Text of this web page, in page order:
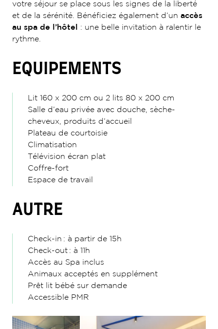
votre séjour se place sous les signes de la liberté
et de la sérénité. Bénéficiez également d’un accès
au spa de l’hôtel : une belle invitation à ralentir le
rythme.
EQUIPEMENTS
Lit 160 x 200 cm ou 2 lits 80 x 200 cm
Salle d’eau privée avec douche, sèche-
cheveux, produits d’accueil
Plateau de courtoisie
Climatisation
Télévision écran plat
Coffre-fort
Espace de travail
AUTRE
Check-in : à partir de 15h
Check-out : à 11h
Accès au Spa inclus
Animaux acceptés en supplément
Prêt lit bébé sur demande
Accessible PMR